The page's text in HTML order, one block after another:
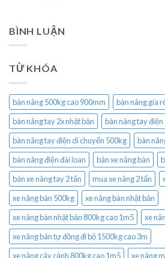
BÌNH LUẬN
TỪ KHÓA
bàn nâng 500kg cao 900mm bàn nâng gía
bàn nâng tay 2x nhật bản
bàn nâng tay
bàn nâng tay điện di chuyển 500kg
bàn
bàn nâng điện đài loan
bán xe nâng bàn
bán xe nâng tay 2 tấn
mua xe nâng 2 tấn
xe nâng bàn 500kg
xe nâng bàn nhật bản
xe nâng bàn nhật bản 800kg cao 1m5
xe
xe nâng bán tự động đi bộ 1500kg cao 3m
xe nâng cây cảnh 800kg cao 1m5
xe nâng